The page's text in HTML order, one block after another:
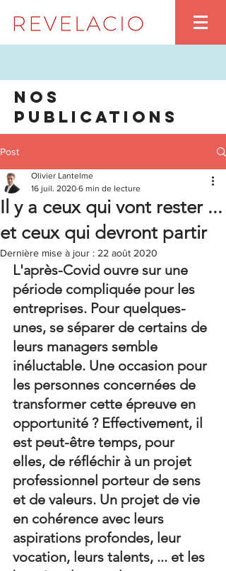
Nos
publications
Post
Il y a ceux qui vont rester ...
et ceux qui devront partir
Olivier Lantelme
16 juil. 2020 6 min de lecture
Dernière mise à jour : 22 août 2020
L'après-Covid ouvre sur une
période compliquée pour les
entreprises. Pour quelques-
unes, se séparer de certains de
leurs managers semble
inéluctable. Une occasion pour
les personnes concernées de
transformer cette épreuve en
opportunité ? Effectivement, il
est peut-être temps, pour
elles, de réfléchir à un projet
professionnel porteur de sens
et de valeurs. Un projet de vie
en cohérence avec leurs
aspirations profondes, leur
vocation, leurs talents, ... et les